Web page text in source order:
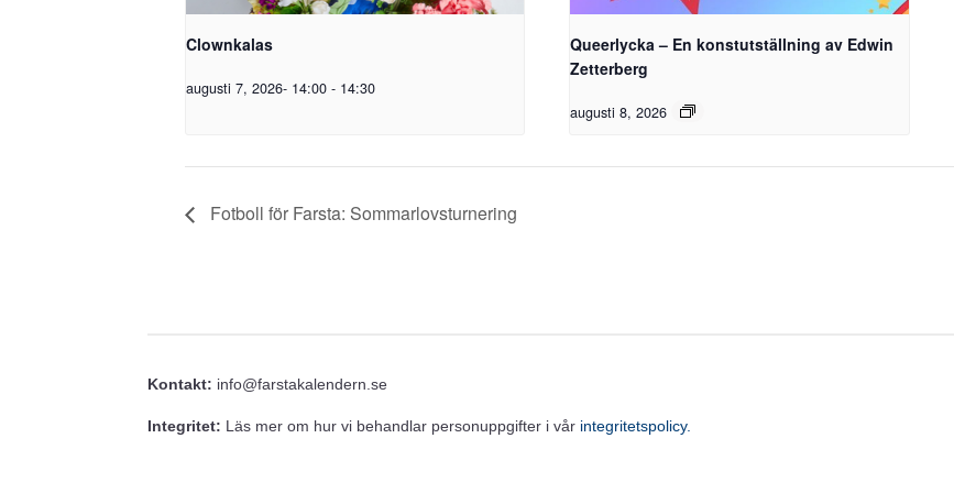
Clownkalas
augusti 7, 2026- 14:00 - 14:30
Queerlycka – En konstutställning av Edwin
Zetterberg
augusti 8, 2026
Fotboll för Farsta: Sommarlovsturnering
Kontakt: info@farstakalendern.se
Integritet: Läs mer om hur vi behandlar personuppgifter i vår integritetspolicy.